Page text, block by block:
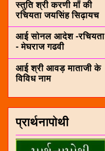
स्तुति श्री करणी माँ की
रचियता जयसिंह सिढ़ायच
आई सोनल आदेश -रचियता
- मेघराज गढवी
आई श्री आवड़ माताजी के
विविध नाम
प्रार्थनापोथी